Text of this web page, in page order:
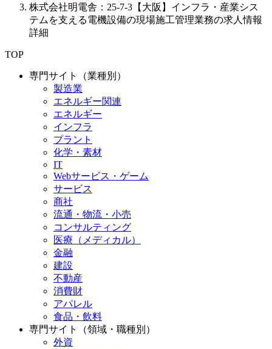
株式会社明電舎：25-7-3【大阪】インフラ・産業シス
テムを支える電機設備の現場施工管理業務の求人情報
詳細
TOP
専門サイト（業種別）
製造業
エネルギー関連
エネルギー
インフラ
プラント
化学・素材
IT
Webサービス・ゲーム
サービス
商社
流通・物流・小売
コンサルティング
医療（メディカル）
金融
建設
不動産
消費財
アパレル
食品・飲料
専門サイト（領域・職種別）
外資